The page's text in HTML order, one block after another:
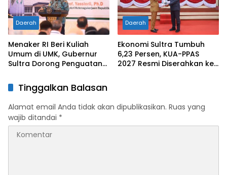
Daerah
Menaker RI Beri Kuliah
Umum di UMK, Gubernur
Sultra Dorong Penguatan
Dunia Kerja
Daerah
Ekonomi Sultra Tumbuh
6,23 Persen, KUA-PPAS
2027 Resmi Diserahkan ke
Tinggalkan Balasan
Alamat email Anda tidak akan dipublikasikan. Ruas yang
wajib ditandai *